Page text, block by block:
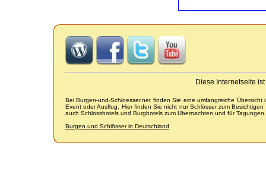
Diese Internetseite
Bei Burgen-und-Schloesser.net finden Sie eine umfangreiche
Event oder Ausflug. Hier finden Sie nicht nur Schlösser zum
auch Schlosshotels und Burghotels zum Übernachten und für Tagungen.
Burgen und Schlösser in Deutschland